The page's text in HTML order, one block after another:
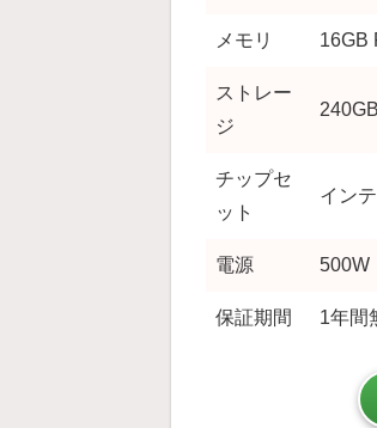
メモリ 16GB
ストレー
ジ
チップセ
ット
イン
電源 500W
保証期間 1年間